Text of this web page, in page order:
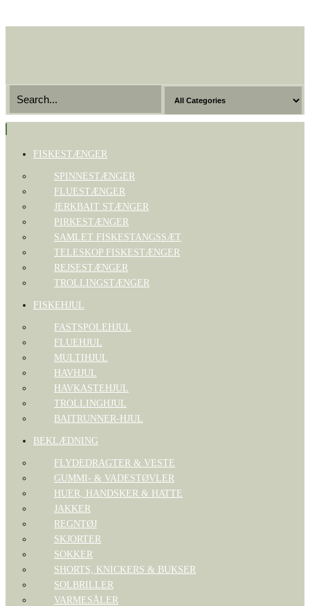
to
FISKESTÆNGER
SPINNESTÆNGER
FLUESTÆNGER
JERKBAIT STÆNGER
PIRKESTÆNGER
SAMLET FISKESTANGSSÆT
TELESKOP FISKESTÆNGER
REJSESTÆNGER
TROLLINGSTÆNGER
FISKEHJUL
FASTSPOLEHJUL
FLUEHJUL
MULTIHJUL
HAVHJUL
HAVKASTEHJUL
TROLLINGHJUL
BAITRUNNER-HJUL
BEKLÆDNING
FLYDEDRAGTER & VESTE
GUMMI- & VADESTØVLER
HUER, HANDSKER & HATTE
JAKKER
REGNTØJ
SKJORTER
SOKKER
SHORTS, KNICKERS & BUKSER
SOLBRILLER
VARMESÅLER